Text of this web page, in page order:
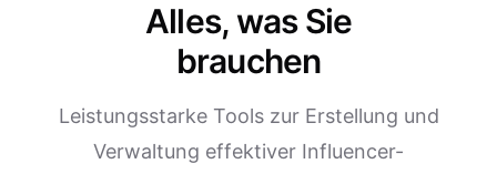
Alles, was Sie
brauchen
Leistungsstarke Tools zur Erstellung und
Verwaltung effektiver Influencer-